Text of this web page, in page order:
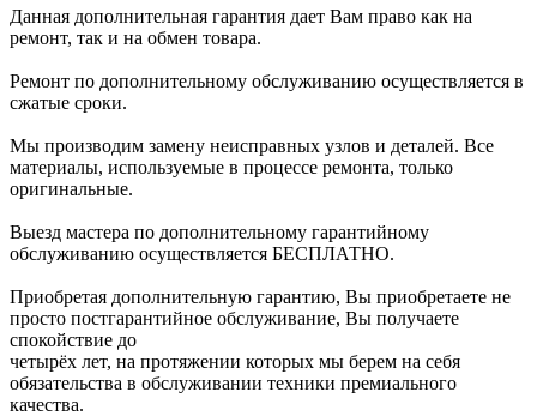
Данная дополнительная гарантия дает Вам право как на
ремонт, так и на обмен товара.
Ремонт по дополнительному обслуживанию осуществляется в
сжатые сроки.
Мы производим замену неисправных узлов и деталей. Все
материалы, используемые в процессе ремонта, только
оригинальные.
Выезд мастера по дополнительному гарантийному
обслуживанию осуществляется БЕСПЛАТНО.
Приобретая дополнительную гарантию, Вы приобретаете не
просто постгарантийное обслуживание, Вы получаете
спокойствие до
четырёх лет, на протяжении которых мы берем на себя
обязательства в обслуживании техники премиального
качества.